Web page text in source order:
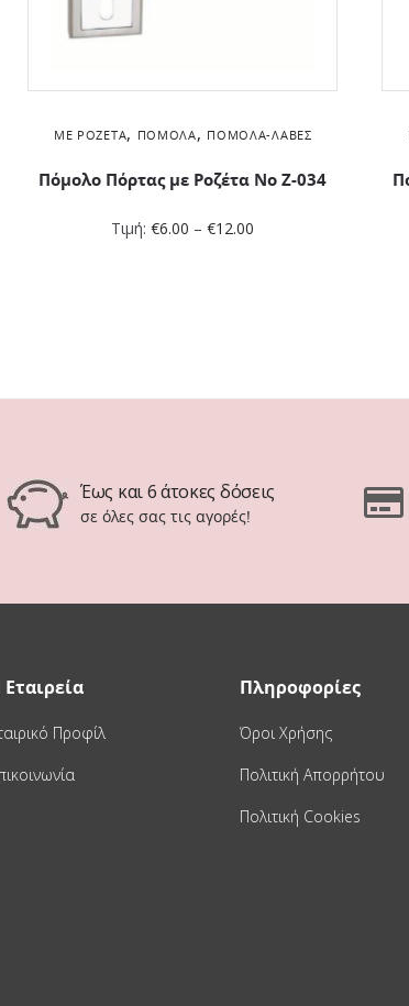
ΜΕ ΡΟΖΈΤΑ, ΠΌΜΟΛΑ, ΠΌΜΟΛΑ-ΛΑΒΈΣ
Πόμολο Πόρτας με Ροζέτα No Ζ-034
Τιμή:€6.00 –€12.00
Έως και 6 άτοκες δόσεις
σε όλες σας τις αγορές!
Προφίλ
Πληροφορίες
Όροι Χρήσης
Πολιτική Απορρήτου
Πολιτική Cookies